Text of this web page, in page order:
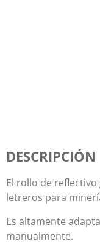
DESCRIPCIÓN
El rollo de
letreros para
Es altamente
manualmente.